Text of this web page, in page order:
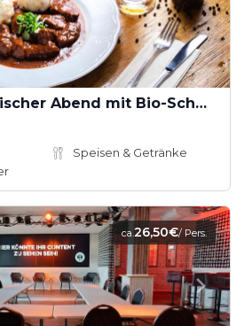
Zünftiger bayrischer Abend mit Bio-Schmankerl im Family Style
Speisen & Getränke
ca.26,50€/ Pers.